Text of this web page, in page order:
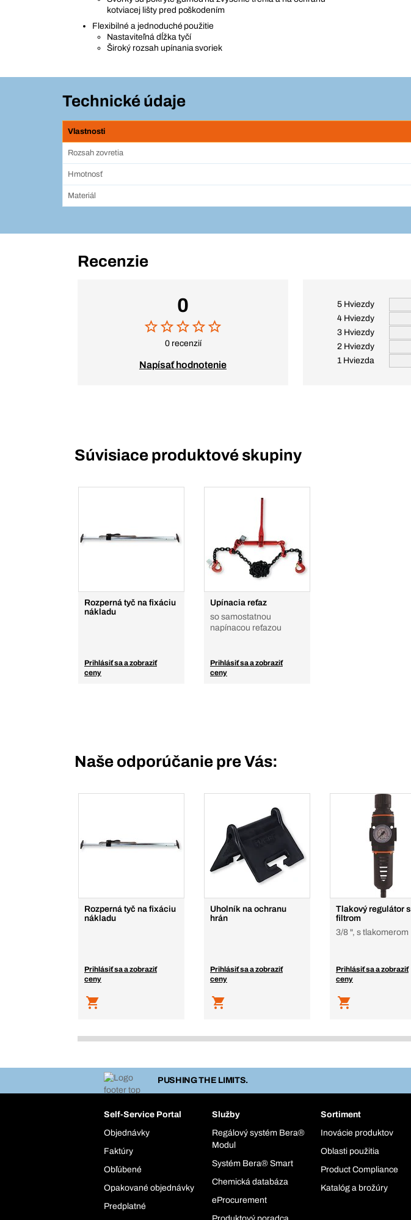
kotviacej lišty pred poškodením
Flexibilné a jednoduché použitie
Nastaviteľná dĺžka tyčí
Široký rozsah upínania svoriek
Technické údaje
Vlastnosti
Rozsah zovretia
Hmotnosť
Materiál
Recenzie
0
0 recenzií
Napísať hodnotenie
5 Hviezdy
4 Hviezdy
3 Hviezdy
2 Hviezdy
1 Hviezda
Súvisiace produktové skupiny
Rozperná tyč na fixáciu
nákladu
Prihlásiť sa a zobraziť
ceny
Upínacia reťaz
so samostatnou
napínacou reťazou
Prihlásiť sa a zobraziť
ceny
Naše odporúčanie pre Vás:
Rozperná tyč na fixáciu
nákladu
Prihlásiť sa a zobraziť
ceny
Uholník na ochranu
hrán
Prihlásiť sa a zobraziť
ceny
Tlakový regulátor s
filtrom
3/8 ", s tlakomerom
Prihlásiť sa a zobraziť
ceny
PUSHING THE LIMITS.
Self-Service Portal
Objednávky
Faktúry
Obľúbené
Opakované objednávky
Predplatné
Služby
Regálový systém Bera®
Modul
Systém Bera® Smart
Chemická databáza
eProcurement
Sortiment
Inovácie produktov
Oblasti použitia
Product Compliance
Katalóg a brožúry